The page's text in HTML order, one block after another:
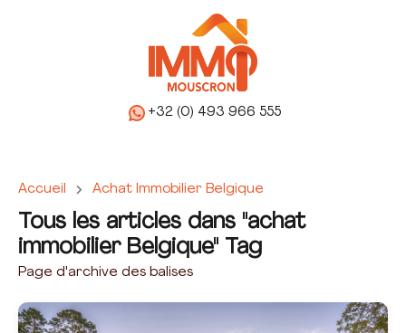
+32 (0) 493 966 555
Accueil Achat Immobilier Belgique
Tous les articles dans "achat
immobilier Belgique" Tag
Page d'archive des balises